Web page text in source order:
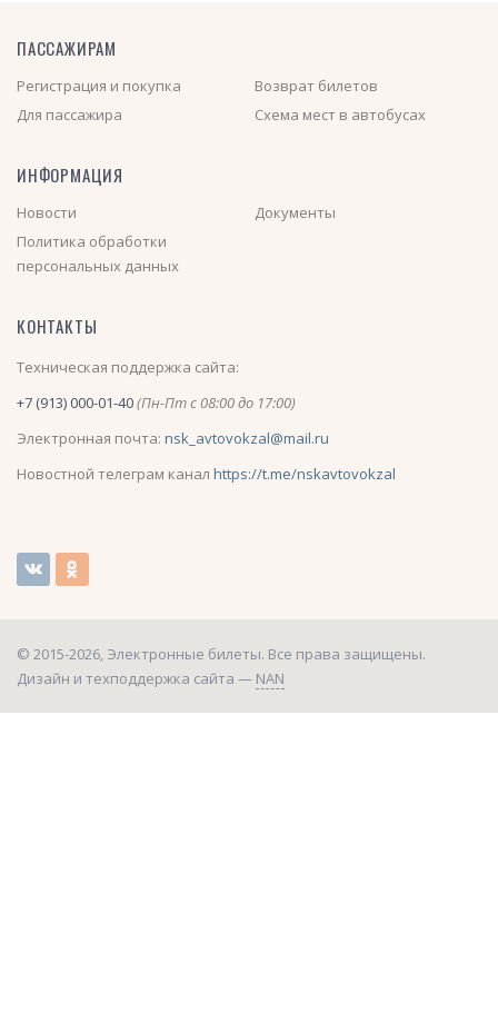
ПАССАЖИРАМ
Регистрация и покупка
Возврат билетов
Для пассажира
Схема мест в автобусах
ИНФОРМАЦИЯ
Новости
Документы
Политика обработки
персональных данных
КОНТАКТЫ
Техническая поддержка сайта:
+7 (913) 000-01-40(Пн-Пт с 08:00 до 17:00)
Электронная почта: nsk_avtovokzal@mail.ru
Новостной телеграм канал https://t.me/nskavtovokzal
© 2015-2026, Электронные билеты. Все права защищены.
Дизайн и техподдержка сайта — NAN